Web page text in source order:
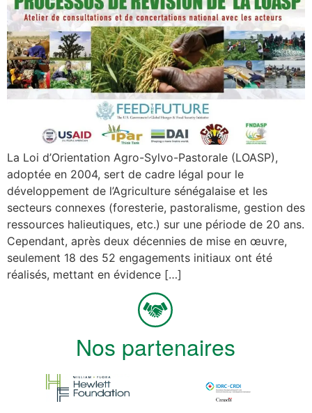
La Loi d’Orientation Agro-Sylvo-Pastorale (LOASP),
adoptée en 2004, sert de cadre légal pour le
développement de l’Agriculture sénégalaise et les
secteurs connexes (foresterie, pastoralisme, gestion des
ressources halieutiques, etc.) sur une période de 20 ans.
Cependant, après deux décennies de mise en œuvre,
seulement 18 des 52 engagements initiaux ont été
réalisés, mettant en évidence […]
Nos partenaires